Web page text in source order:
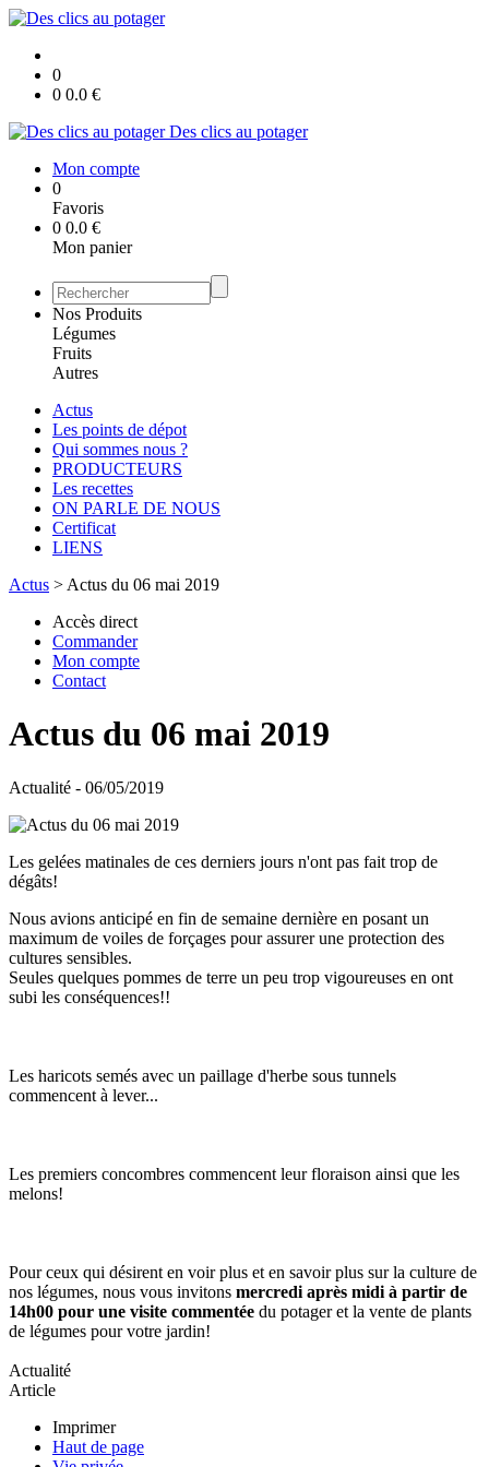
0
0 0.0 €
Des clics au potager
Mon compte
0
Favoris
0 0.0 €
Mon panier
Nos Produits
Légumes
Fruits
Autres
Actus
Les points de dépot
Qui sommes nous ?
PRODUCTEURS
Les recettes
ON PARLE DE NOUS
Certificat
LIENS
Actus > Actus du 06 mai 2019
Accès direct
Commander
Mon compte
Contact
Actus du 06 mai 2019
Actualité - 06/05/2019
Les gelées matinales de ces derniers jours n'ont pas fait trop de
dégâts!
Nous avions anticipé en fin de semaine dernière en posant un
maximum de voiles de forçages pour assurer une protection des
cultures sensibles.
Seules quelques pommes de terre un peu trop vigoureuses en ont
subi les conséquences!!
Les haricots semés avec un paillage d'herbe sous tunnels
commencent à lever...
Les premiers concombres commencent leur floraison ainsi que les
melons!
Pour ceux qui désirent en voir plus et en savoir plus sur la culture de
nos légumes, nous vous invitons mercredi après midi à partir de
14h00 pour une visite commentée du potager et la vente de plants
de légumes pour votre jardin!
Actualité
Article
Imprimer
Haut de page